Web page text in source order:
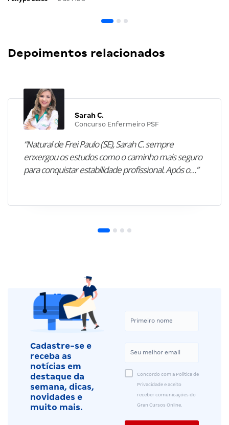
Depoimentos relacionados
Sarah C.
Concurso Enfermeiro PSF
“Natural de Frei Paulo (SE), Sarah C. sempre
enxergou os estudos como o caminho mais seguro
para conquistar estabilidade profissional. Após o…”
Cadastre-se e
receba as
notícias em
destaque da
semana, dicas,
novidades e
muito mais.
Concordo com a Política de
Privacidade e aceito
receber comunicações do
Gran Cursos Online.